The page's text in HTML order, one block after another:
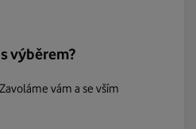
výběrem?
vám a se vším